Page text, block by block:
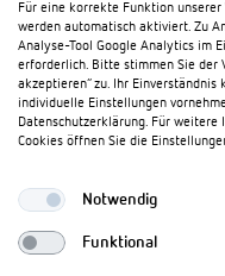
Fax: +49 (0)74 74/692-
E-Mail:info@theben.de
S'il vous
Für eine korrekte Funktion unserer
werden automatisch aktiviert. Zu
Analyse-Tool Google Analytics im
erforderlich. Bitte stimmen Sie der
akzeptieren“ zu. Ihr
individuelle Einstellungen
Datenschutzerklärung. Für
Cookies öffnen Sie die
Notwendig
Funktional